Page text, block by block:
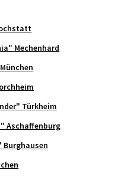
Mechenhard
Türkheim
Aschaffenburg
Burghausen